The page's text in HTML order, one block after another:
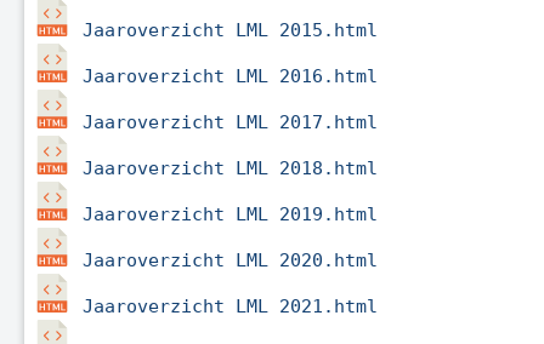
Jaaroverzicht LML 2015.html
Jaaroverzicht LML 2016.html
Jaaroverzicht LML 2017.html
Jaaroverzicht LML 2018.html
Jaaroverzicht LML 2019.html
Jaaroverzicht LML 2020.html
Jaaroverzicht LML 2021.html